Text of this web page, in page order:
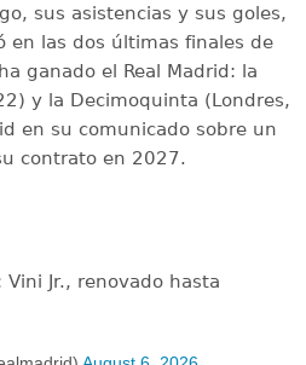
sus asistencias y sus goles,
en las dos últimas finales de
ganado el Real Madrid: la
y la Decimoquinta (Londres,
en su comunicado sobre un
contrato en 2027.
Jr., renovado hasta